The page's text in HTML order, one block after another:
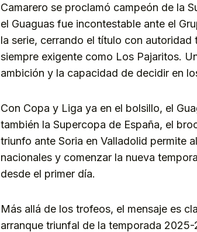
Camarero se proclamó campeón de la
el Guaguas fue incontestable ante el
la serie, cerrando el título con
siempre exigente como Los Pajaritos.
ambición y la capacidad de decidir en
Con Copa y Liga ya en el bolsillo, el
también la Supercopa de España, el
triunfo ante Soria en Valladolid permite
nacionales y comenzar la nueva
desde el primer día.
Más allá de los trofeos, el mensaje es
arranque triunfal de la temporada